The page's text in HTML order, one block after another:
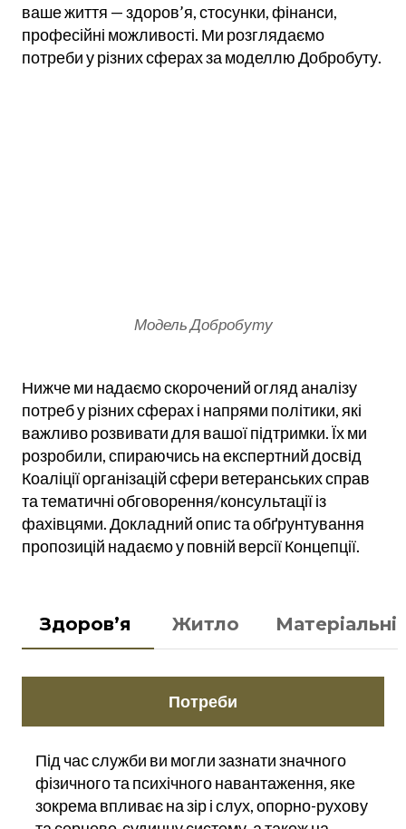
ваше життя — здоров’я, стосунки, фінанси,
професійні можливості. Ми розглядаємо
потреби у різних сферах за моделлю Добробуту.
Модель Добробуту
Нижче ми надаємо скорочений огляд аналізу
потреб у різних сферах і напрями політики, які
важливо розвивати для вашої підтримки. Їх ми
розробили, спираючись на експертний досвід
Коаліції організацій сфери ветеранських справ
та тематичні обговорення/консультації із
фахівцями. Докладний опис та обґрунтування
пропозицій надаємо у повній версії Концепції.
Здоров’я Житло
Потреби
Під час служби ви могли зазнати значного
фізичного та психічного навантаження, яке
зокрема впливає на зір і слух, опорно-рухову